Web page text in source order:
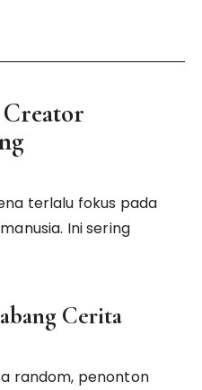
terlalu fokus pada
Ini sering
Cerita
random, penonton